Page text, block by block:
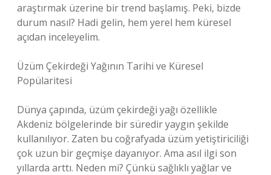
araştırmak üzerine bir trend başlamış. Peki, bizde
durum nasıl? Hadi gelin, hem yerel hem küresel
açıdan inceleyelim.
Üzüm Çekirdeği Yağının Tarihi ve Küresel
Popülaritesi
Dünya çapında, üzüm çekirdeği yağı özellikle
Akdeniz bölgelerinde bir süredir yaygın şekilde
kullanılıyor. Zaten bu coğrafyada üzüm yetiştiriciliği
çok uzun bir geçmişe dayanıyor. Ama asıl ilgi son
yıllarda arttı. Neden mi? Çünkü sağlıklı yağlar ve